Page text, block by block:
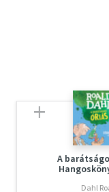
kalandjai és
1. Bevezető - Héra
2. Két idegen a
3. A Gorgó-sziget
- Visszatérés
4. HÉRAKLÉSZ -
A
Dahl